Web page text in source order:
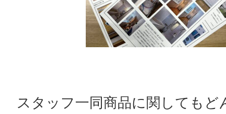
スタッフ一同商品に関してもど